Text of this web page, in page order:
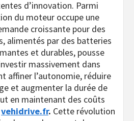
d’innovation. Parmi
du moteur occupe une
croissante pour des
alimentés par des batteries
et durables, pousse
massivement dans
affiner l’autonomie, réduire
et augmenter la durée de
en maintenant des coûts
vehidrive.fr. Cette révolution